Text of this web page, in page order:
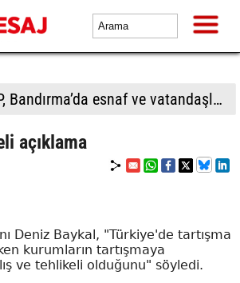
BTP, Bandırma’da esnaf ve vatandaşla buluştu
açıklama
Deniz Baykal, "Türkiye'de tartışma
kurumların tartışmaya
ve tehlikeli olduğunu" söyledi.